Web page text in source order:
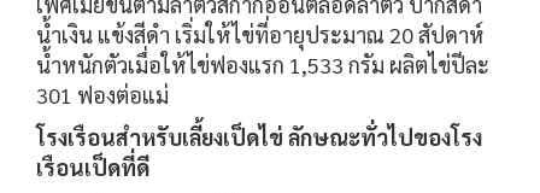
น้ำเงิน แข้งสีดำ เริ่มให้ไข่ที่อายุประมาณ 20 สัปดาห์
น้ำหนักตัวเมื่อให้ไข่ฟองแรก 1,533 กรัม ผลิตไข่ปีละ
301 ฟองต่อแม่
โรงเรือนสำหรับเลี้ยงเป็ดไข่ ลักษณะทั่วไปของโรง
เรือนเป็ดที่ดี